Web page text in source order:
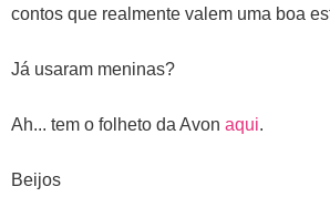
contos que realmente valem uma boa
Já usaram meninas?
Ah... tem o folheto da Avon aqui.
Beijos